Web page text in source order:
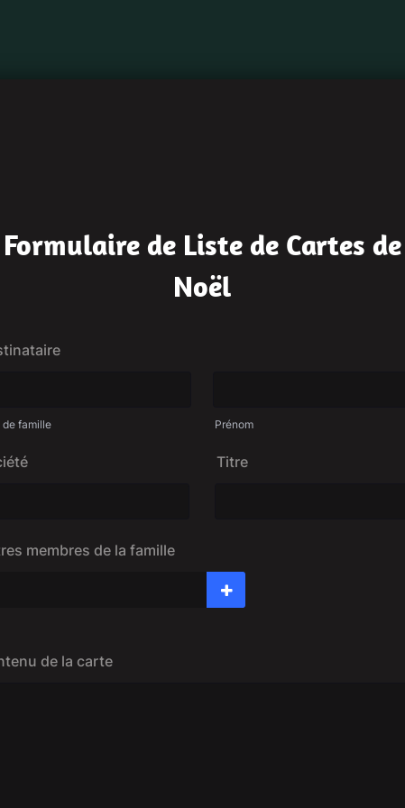
Formulaire de Liste de Cartes de
Noël
de famille Prénom
Titre
membres de la famille
de la carte